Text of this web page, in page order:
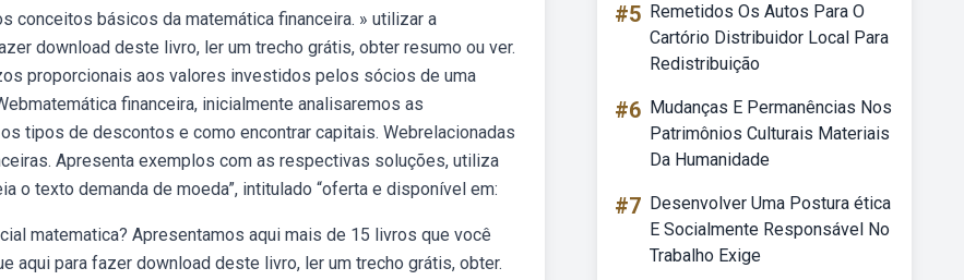
conceitos básicos da matemática financeira. » utilizar a
download deste livro, ler um trecho grátis, obter resumo ou ver.
proporcionais aos valores investidos pelos sócios de uma
financeira, inicialmente analisaremos as
tipos de descontos e como encontrar capitais. Webrelacionadas
Apresenta exemplos com as respectivas soluções, utiliza
o texto demanda de moeda”, intitulado “oferta e disponível em:
matematica? Apresentamos aqui mais de 15 livros que você
aqui para fazer download deste livro, ler um trecho grátis, obter.
#5 Remetidos Os Autos Para O
Cartório Distribuidor Local Para
Redistribuição
#6 Mudanças E Permanências Nos
Patrimônios Culturais Materiais
Da Humanidade
#7 Desenvolver Uma Postura ética
E Socialmente Responsável No
Trabalho Exige